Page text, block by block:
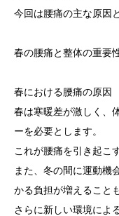
今回は腰痛の主な原因
春の腰痛と整体の重要
春における腰痛の原因
春は寒暖差が激しく、
ーを必要とします。
これが腰痛を引き起こ
また、冬の間に運動機
かる負担が増えること
さらに新しい環境によ